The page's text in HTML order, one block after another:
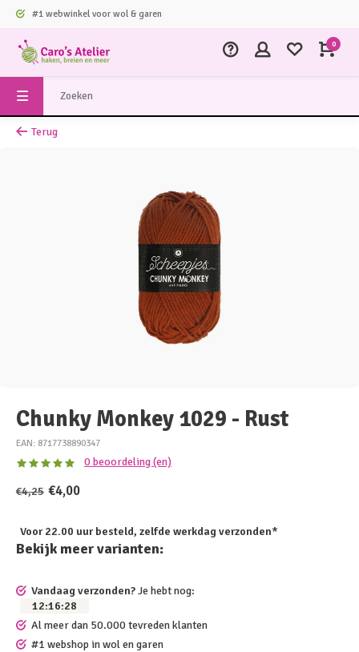
#1 webwinkel voor wol & garen
0
Terug
Chunky Monkey 1029 - Rust
EAN: 8717738890347
0 beoordeling (en)
€4,25 €4,00
Voor 22.00 uur besteld, zelfde werkdag verzonden*
Bekijk meer varianten:
Vandaag verzonden?Je hebt nog:
12:16:28
Al meer dan 50.000 tevreden klanten
#1 webshop in wol en garen